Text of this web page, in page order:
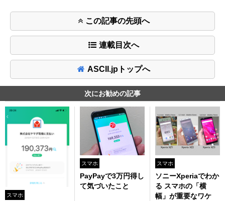
この記事の先頭へ
連載目次へ
ASCII.jpトップへ
次にお勧めの記事
スマホ
スマホ
PayPayで3万円得し
て気づいたこと
スマホ
ソニーXperiaでわか
る スマホの「横
幅」が重要なワケ